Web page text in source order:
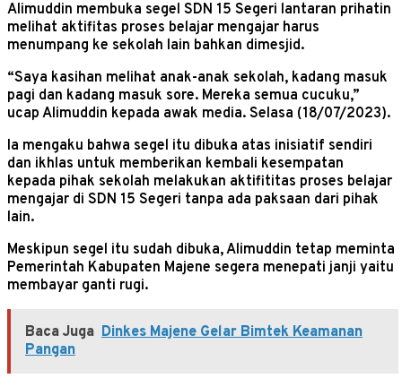
Alimuddin membuka segel SDN 15 Segeri lantaran prihatin
melihat aktifitas proses belajar mengajar harus
menumpang ke sekolah lain bahkan dimesjid.
“Saya kasihan melihat anak-anak sekolah, kadang masuk
pagi dan kadang masuk sore. Mereka semua cucuku,”
ucap Alimuddin kepada awak media. Selasa (18/07/2023).
Ia mengaku bahwa segel itu dibuka atas inisiatif sendiri
dan ikhlas untuk memberikan kembali kesempatan
kepada pihak sekolah melakukan aktifititas proses belajar
mengajar di SDN 15 Segeri tanpa ada paksaan dari pihak
lain.
Meskipun segel itu sudah dibuka, Alimuddin tetap meminta
Pemerintah Kabupaten Majene segera menepati janji yaitu
membayar ganti rugi.
Baca Juga Dinkes Majene Gelar Bimtek Keamanan
Pangan